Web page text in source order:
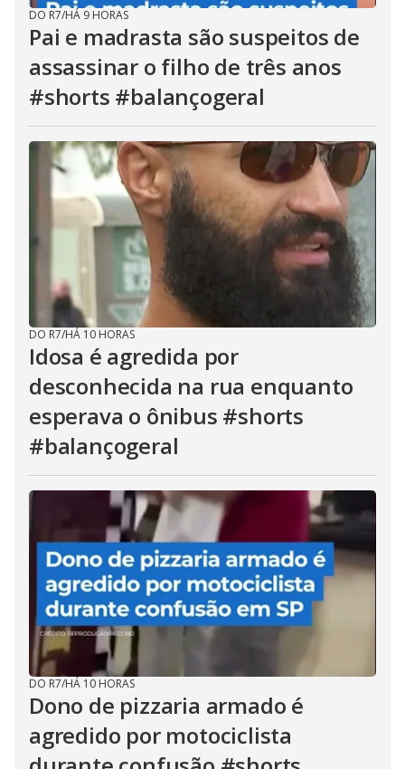
DO R7/HÁ 9 HORAS
Pai e madrasta são suspeitos de
assassinar o filho de três anos
#shorts #balançogeral
DO R7/HÁ 10 HORAS
Idosa é agredida por
desconhecida na rua enquanto
esperava o ônibus #shorts
#balançogeral
DO R7/HÁ 10 HORAS
Dono de pizzaria armado é
agredido por motociclista